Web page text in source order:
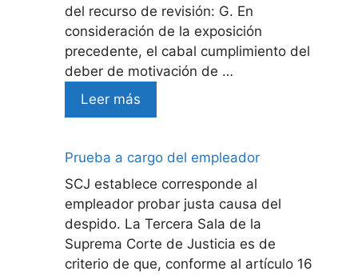
del recurso de revisión: G. En
consideración de la exposición
precedente, el cabal cumplimiento del
deber de motivación de …
Leer más
Prueba a cargo del empleador
SCJ establece corresponde al
empleador probar justa causa del
despido. La Tercera Sala de la
Suprema Corte de Justicia es de
criterio de que, conforme al artículo 16